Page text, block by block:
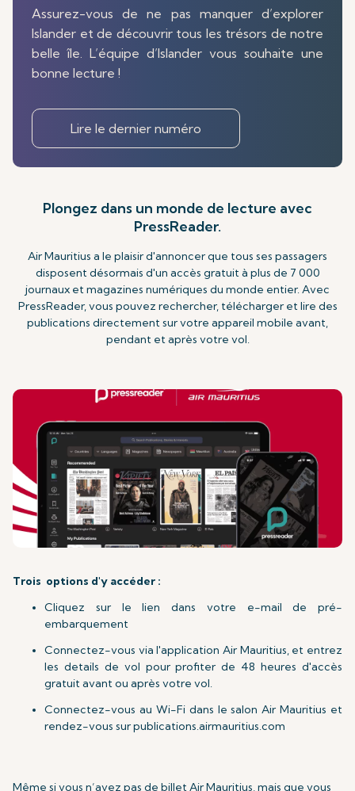
Assurez-vous de ne pas manquer d’explorer
Islander et de découvrir tous les trésors de notre
belle île. L’équipe d’Islander vous souhaite une
bonne lecture !
Lire le dernier numéro
Plongez dans un monde de lecture avec
PressReader.
Air Mauritius a le plaisir d'annoncer que tous ses passagers
disposent désormais d'un accès gratuit à plus de 7 000
journaux et magazines numériques du monde entier. Avec
PressReader, vous pouvez rechercher, télécharger et lire des
publications directement sur votre appareil mobile avant,
pendant et après votre vol.
Trois options d'y accéder :
Cliquez sur le lien dans votre e-mail de pré-
embarquement
Connectez-vous via l'application Air Mauritius, et entrez
les details de vol pour profiter de 48 heures d'accès
gratuit avant ou après votre vol.
Connectez-vous au Wi-Fi dans le salon Air Mauritius et
rendez-vous sur publications.airmauritius.com
Même si vous n’avez pas de billet Air Mauritius, mais que vous